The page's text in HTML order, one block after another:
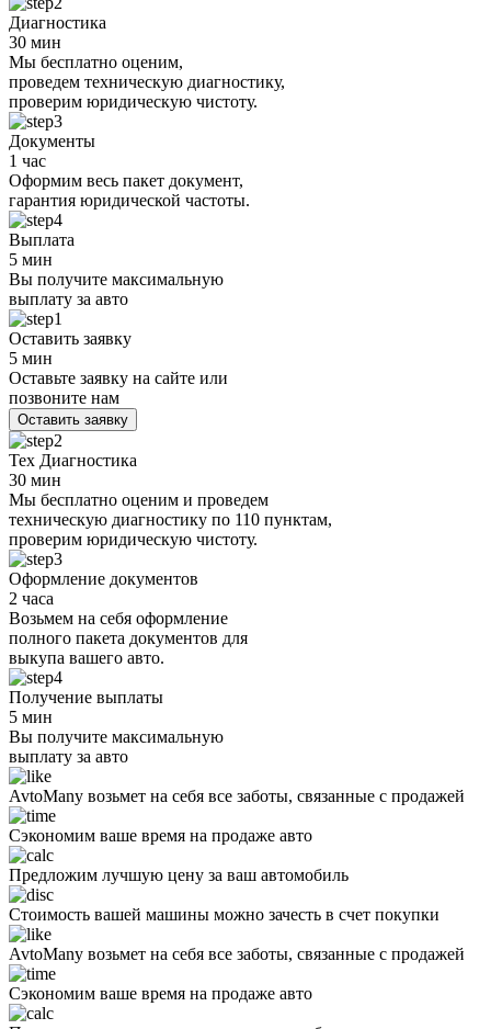
Диагностика
30 мин
Мы бесплатно оценим,
проведем техническую диагностику,
проверим юридическую чистоту.
Документы
1 час
Оформим весь пакет документ,
гарантия юридической частоты.
Выплата
5 мин
Вы получите максимальную
выплату за авто
Оставить заявку
5 мин
Оставьте заявку на сайте или
позвоните нам
Оставить заявку
Тех Диагностика
30 мин
Мы бесплатно оценим и проведем
техническую диагностику по 110 пунктам,
проверим юридическую чистоту.
Оформление документов
2 часа
Возьмем на себя оформление
полного пакета документов для
выкупа вашего авто.
Получение выплаты
5 мин
Вы получите максимальную
выплату за авто
AvtoMany возьмет на себя все заботы, связанные с продажей
Сэкономим ваше время на продаже авто
Предложим лучшую цену за ваш автомобиль
Стоимость вашей машины можно зачесть в счет покупки
AvtoMany возьмет на себя все заботы, связанные с продажей
Сэкономим ваше время на продаже авто